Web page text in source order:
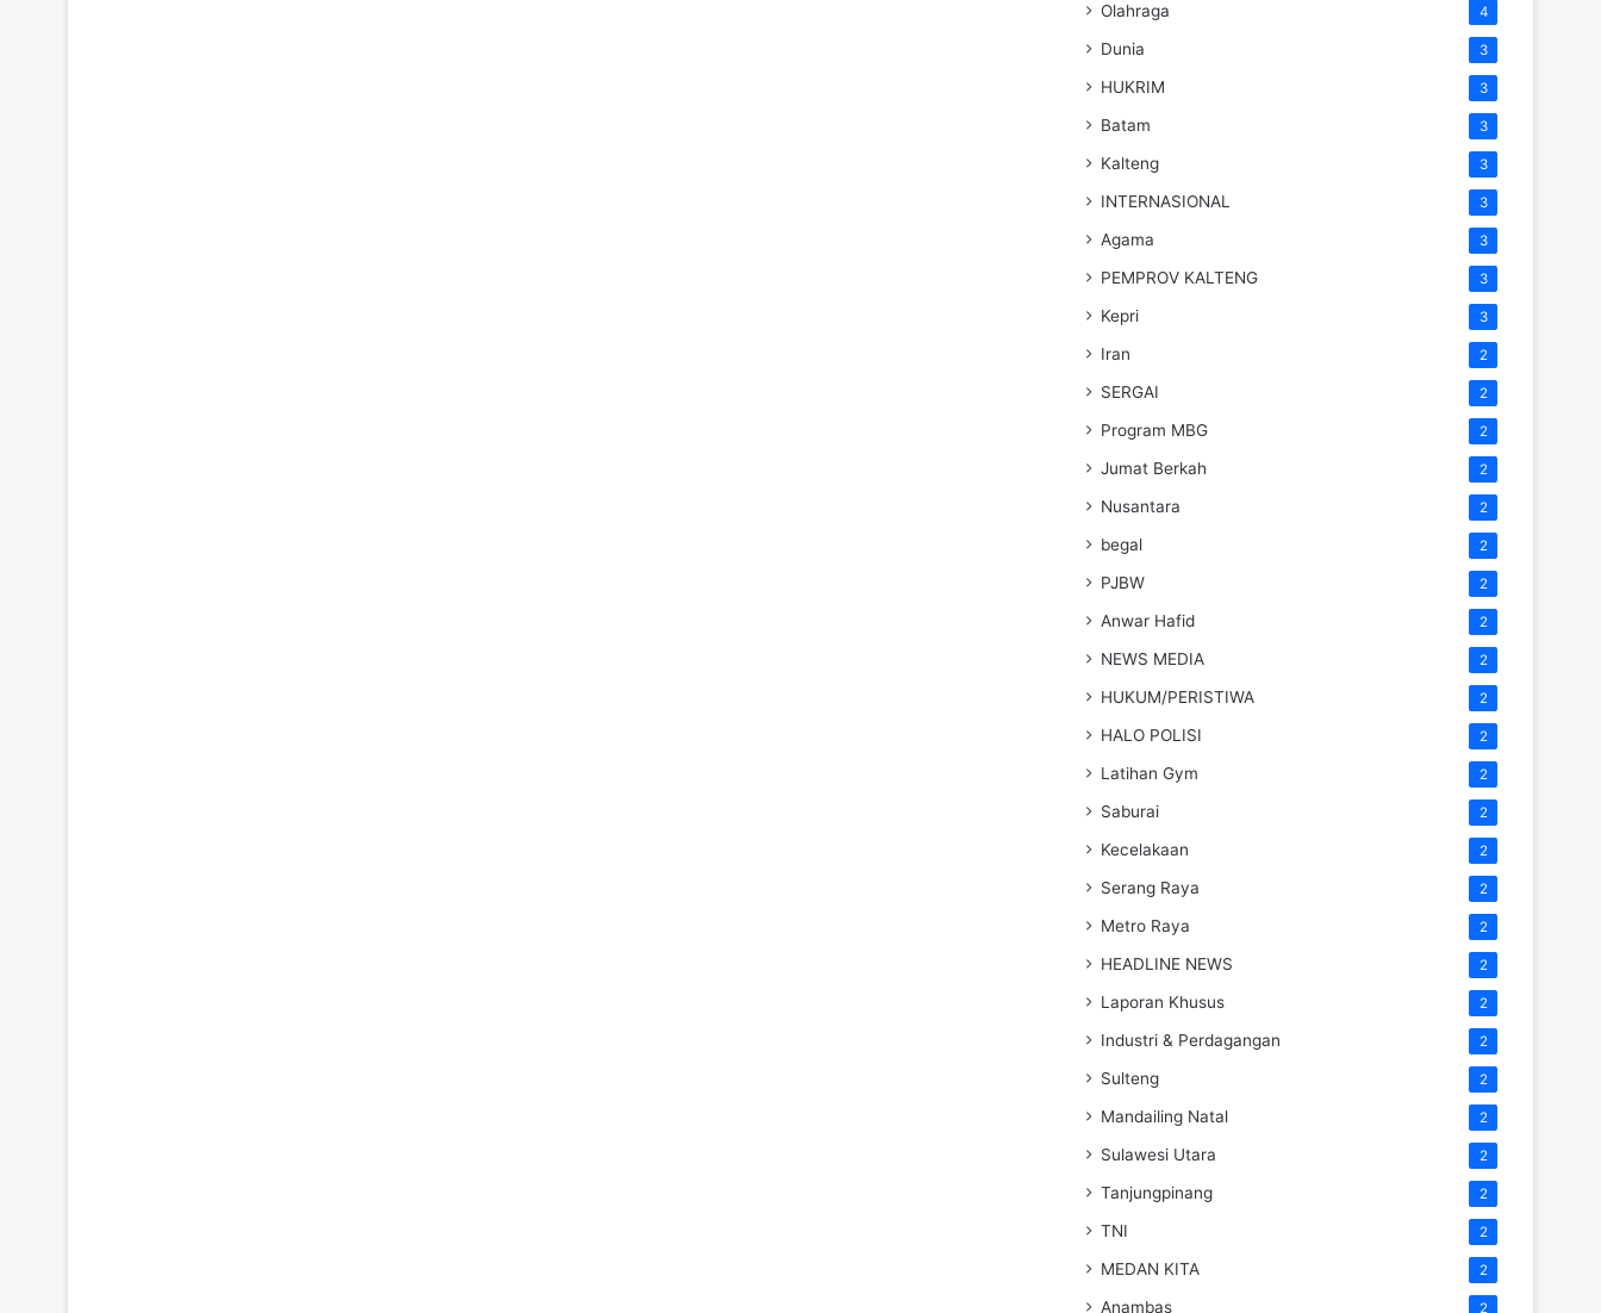
Olahraga 4
Dunia 3
HUKRIM 3
Batam 3
Kalteng 3
INTERNASIONAL 3
Agama 3
PEMPROV KALTENG 3
Kepri 3
Iran 2
SERGAI 2
Program MBG 2
Jumat Berkah 2
Nusantara 2
begal 2
PJBW 2
Anwar Hafid 2
NEWS MEDIA 2
HUKUM/PERISTIWA 2
HALO POLISI 2
Latihan Gym 2
Saburai 2
Kecelakaan 2
Serang Raya 2
Metro Raya 2
HEADLINE NEWS 2
Laporan Khusus 2
Industri & Perdagangan 2
Sulteng 2
Mandailing Natal 2
Sulawesi Utara 2
Tanjungpinang 2
TNI 2
MEDAN KITA 2
Anambas 2